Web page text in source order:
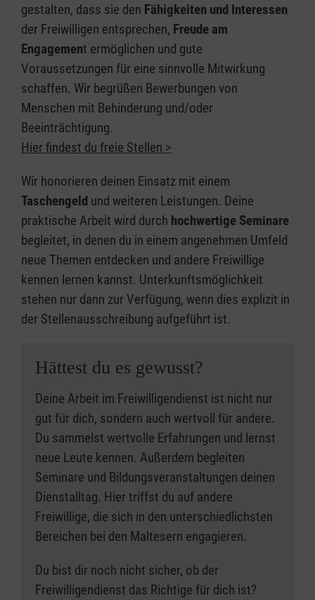
gestalten, dass sie den Fähigkeiten und Interessen
der Freiwilligen entsprechen, Freude am
Engagement ermöglichen und gute
Voraussetzungen für eine sinnvolle Mitwirkung
schaffen. Wir begrüßen Bewerbungen von
Menschen mit Behinderung und/oder
Beeinträchtigung.
Hier findest du freie Stellen >
Wir honorieren deinen Einsatz mit einem
Taschengeld und weiteren Leistungen. Deine
praktische Arbeit wird durch hochwertige Seminare
begleitet, in denen du in einem angenehmen Umfeld
neue Themen entdecken und andere Freiwillige
kennen lernen kannst. Unterkunftsmöglichkeit
stehen nur dann zur Verfügung, wenn dies explizit in
der Stellenausschreibung aufgeführt ist.
Hättest du es gewusst?
Deine Arbeit im Freiwilligendienst ist nicht nur
gut für dich, sondern auch wertvoll für andere.
Du sammelst wertvolle Erfahrungen und lernst
neue Leute kennen. Außerdem begleiten
Seminare und Bildungsveranstaltungen deinen
Dienstalltag. Hier triffst du auf andere
Freiwillige, die sich in den unterschiedlichsten
Bereichen bei den Maltesern engagieren.
Du bist dir noch nicht sicher, ob der
Freiwilligendienst das Richtige für dich ist?